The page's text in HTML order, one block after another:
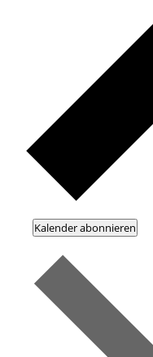
Kalender abonnieren